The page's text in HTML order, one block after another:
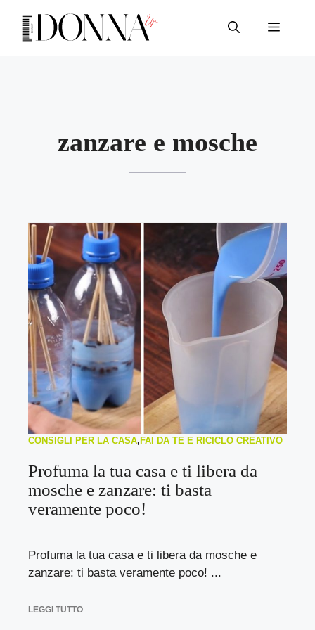
contenuto
Menu
zanzare e mosche
CONSIGLI PER LA CASA, FAI DA TE E RICICLO CREATIVO
Profuma la tua casa e ti libera da
mosche e zanzare: ti basta
veramente poco!
Profuma la tua casa e ti libera da mosche e
zanzare: ti basta veramente poco! ...
LEGGI TUTTO